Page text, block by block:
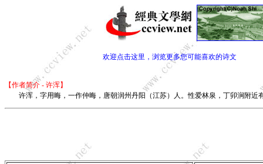
欢迎点击这里，浏览更多您可能喜欢的诗文
【作者简介 - 许浑】
许浑，字用晦，一作仲晦，唐朝润州丹阳（江苏）人。性爱林泉，丁卯涧附近